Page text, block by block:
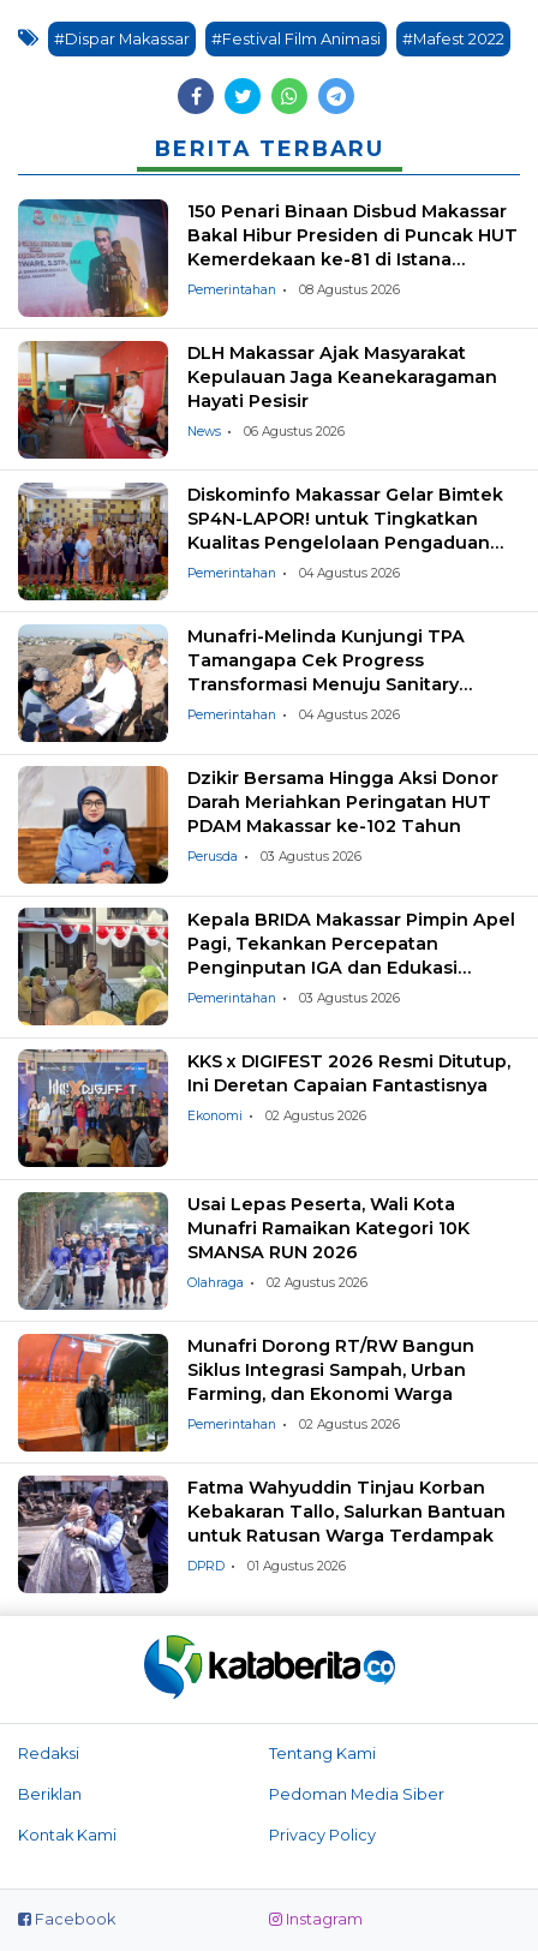
#Dispar Makassar #Festival Film Animasi #Mafest 2022
BERITA TERBARU
150 Penari Binaan Disbud Makassar
Bakal Hibur Presiden di Puncak HUT
Kemerdekaan ke-81 di Istana
Negara
Pemerintahan 08 Agustus 2026
DLH Makassar Ajak Masyarakat
Kepulauan Jaga Keanekaragaman
Hayati Pesisir
News 06 Agustus 2026
Diskominfo Makassar Gelar Bimtek
SP4N-LAPOR! untuk Tingkatkan
Kualitas Pengelolaan Pengaduan
Masyarakat
Pemerintahan 04 Agustus 2026
Munafri-Melinda Kunjungi TPA
Tamangapa Cek Progress
Transformasi Menuju Sanitary
Landfill
Pemerintahan 04 Agustus 2026
Dzikir Bersama Hingga Aksi Donor
Darah Meriahkan Peringatan HUT
PDAM Makassar ke-102 Tahun
Perusda 03 Agustus 2026
Kepala BRIDA Makassar Pimpin Apel
Pagi, Tekankan Percepatan
Penginputan IGA dan Edukasi
Pemilahan Sampah
Pemerintahan 03 Agustus 2026
KKS x DIGIFEST 2026 Resmi Ditutup,
Ini Deretan Capaian Fantastisnya
Ekonomi 02 Agustus 2026
Usai Lepas Peserta, Wali Kota
Munafri Ramaikan Kategori 10K
SMANSA RUN 2026
Olahraga 02 Agustus 2026
Munafri Dorong RT/RW Bangun
Siklus Integrasi Sampah, Urban
Farming, dan Ekonomi Warga
Pemerintahan 02 Agustus 2026
Fatma Wahyuddin Tinjau Korban
Kebakaran Tallo, Salurkan Bantuan
untuk Ratusan Warga Terdampak
DPRD 01 Agustus 2026
Redaksi Tentang Kami
Beriklan Pedoman Media Siber
Kontak Kami Privacy Policy
Facebook Instagram